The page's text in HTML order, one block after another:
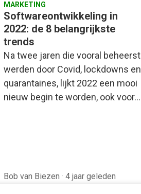
MARKETING
Softwareontwikkeling in
2022: de 8 belangrijkste
trends
Na twee jaren die vooral beheerst
werden door Covid, lockdowns en
quarantaines, lijkt 2022 een mooi
nieuw begin te worden, ook voor…
Bob van Biezen · 4 jaar geleden